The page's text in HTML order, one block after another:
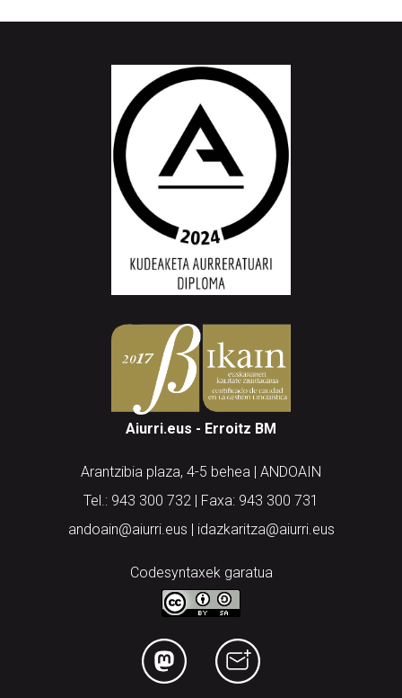
Aiurri.eus - Erroitz BM
Arantzibia plaza, 4-5 behea | ANDOAIN
Tel.: 943 300 732 | Faxa: 943 300 731
andoain@aiurri.eus | idazkaritza@aiurri.eus
Codesyntaxek garatua